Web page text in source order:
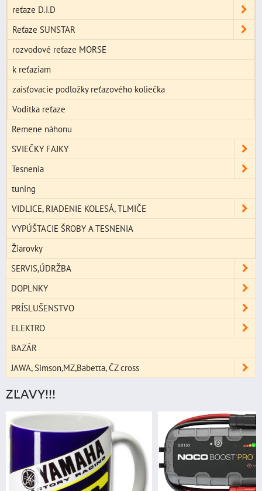
reťaze D.I.D
Reťaze SUNSTAR
rozvodové reťaze MORSE
k reťaziam
zaisťovacie podložky reťazového koliečka
Vodítka reťaze
Remene náhonu
SVIEČKY FAJKY
Tesnenia
tuning
VIDLICE, RIADENIE KOLESÁ, TLMIČE
VYPÚŠTACIE ŠROBY A TESNENIA
Žiarovky
SERVIS,ÚDRŽBA
DOPLNKY
PRÍSLUŠENSTVO
ELEKTRO
BAZÁR
JAWA, Simson,MZ,Babetta, ČZ cross
ZĽAVY!!!